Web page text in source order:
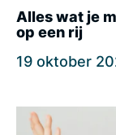
Alles wat je
op een rij
19 oktober